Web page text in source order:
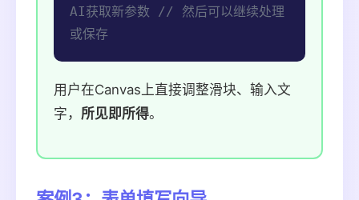
AI获取新参数
// 然后可以继续处理
或保存
用户在Canvas上直接调整滑块、输入文
字， 所见即所得。